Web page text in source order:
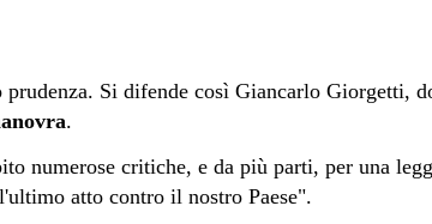
prudenza. Si difende così Giancarlo Giorgetti,
.
numerose critiche, e da più parti, per una
atto contro il nostro Paese".